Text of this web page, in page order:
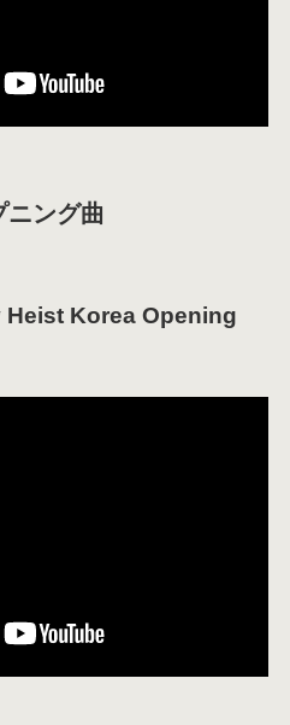
ニング曲
Heist Korea Opening